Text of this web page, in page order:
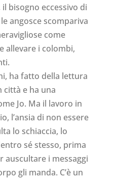
bisogno eccessivo di
angosce scompariva
come
allevare i colombi,
ha fatto della lettura
città e ha una
Jo. Ma il lavoro in
l’ansia di non essere
lo schiaccia, lo
sé stesso, prima
auscultare i messaggi
gli manda. C’è un